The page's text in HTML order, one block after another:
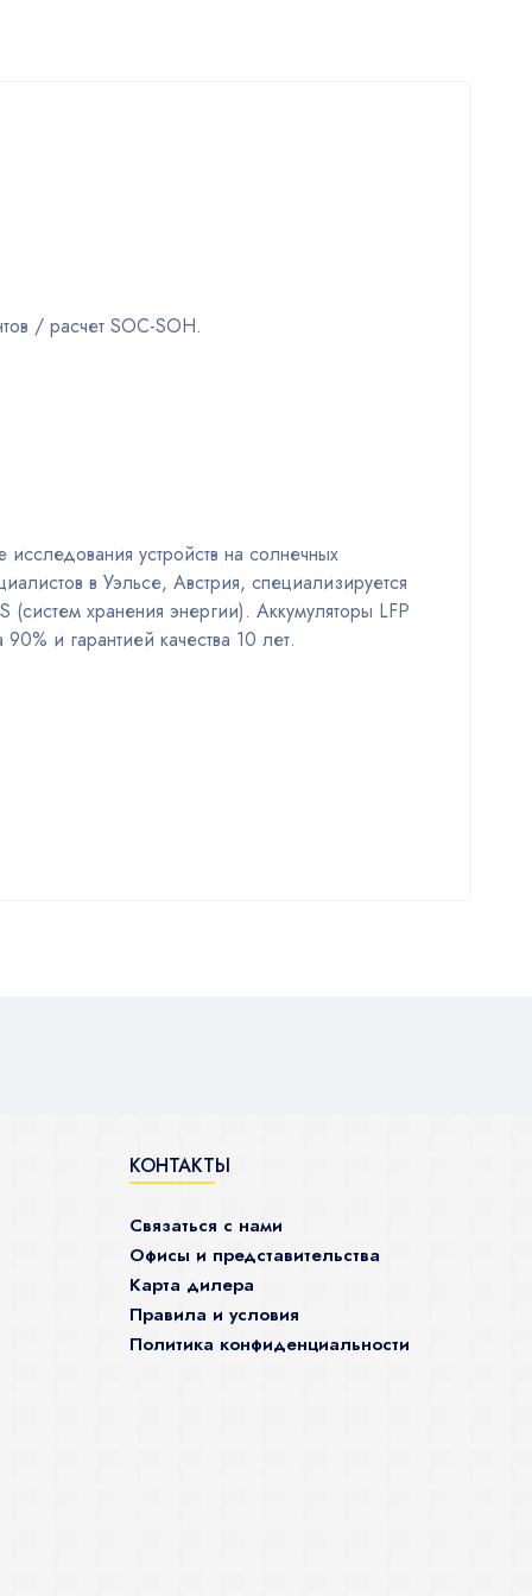
/ расчет SOC-SOH.
устройств на солнечных
в Уэльсе, Австрия, специализируется
(систем хранения энергии). Аккумуляторы LFP
и гарантией качества 10 лет.
КОНТАКТЫ
Связаться с нами
Офисы и представительства
Карта дилера
Правила и условия
Политика конфиденциальности